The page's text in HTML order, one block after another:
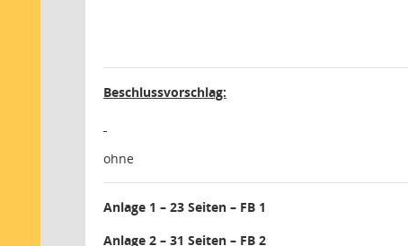
Beschlussvorschlag:
ohne
Anlage 1 – 23 Seiten – FB 1
Anlage 2 – 31 Seiten – FB 2